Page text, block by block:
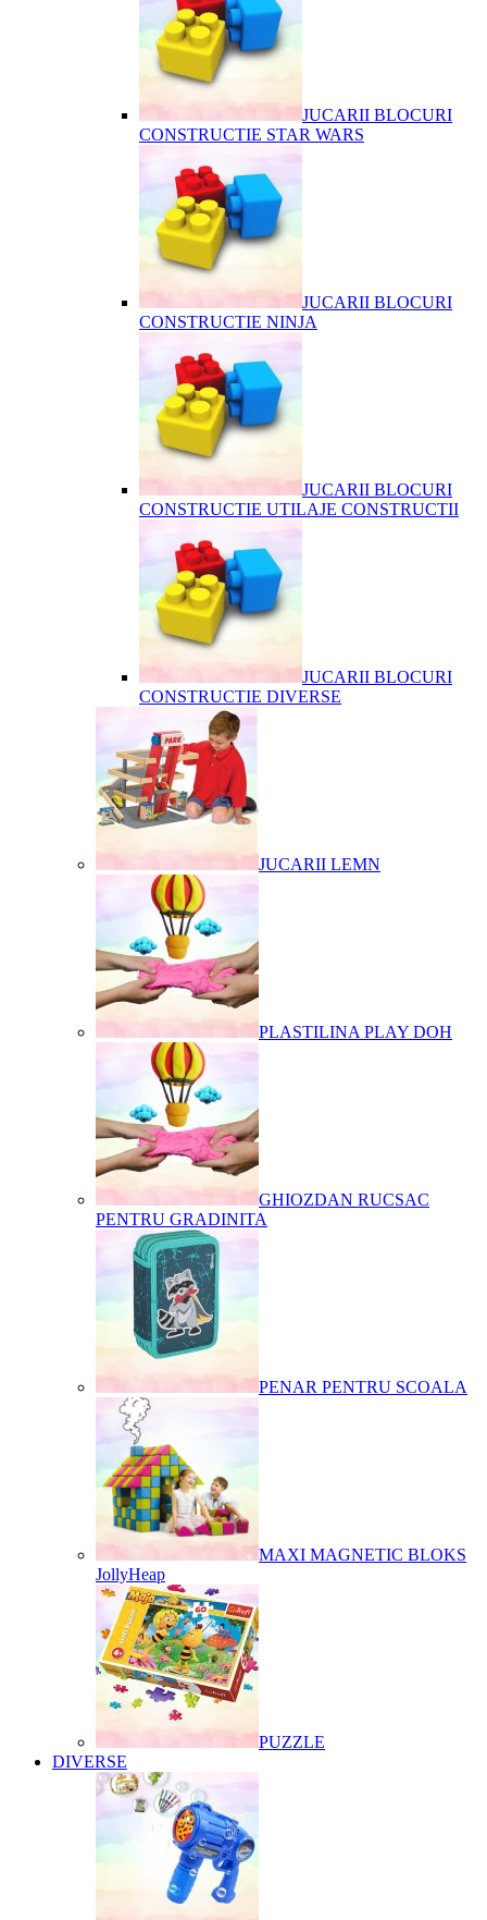
JUCARII BLOCURI
CONSTRUCTIE STAR WARS
JUCARII BLOCURI
CONSTRUCTIE NINJA
JUCARII BLOCURI
CONSTRUCTIE UTILAJE CONSTRUCTII
JUCARII BLOCURI
CONSTRUCTIE DIVERSE
JUCARII LEMN
PLASTILINA PLAY DOH
GHIOZDAN RUCSAC
PENTRU GRADINITA
PENAR PENTRU SCOALA
MAXI MAGNETIC BLOKS
JollyHeap
PUZZLE
DIVERSE